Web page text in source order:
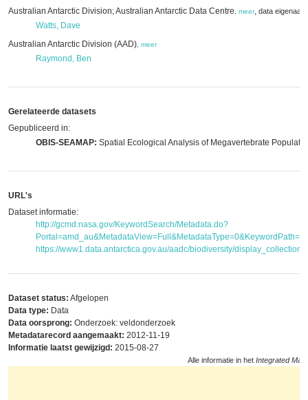
Australian Antarctic Division; Australian Antarctic Data Centre
meer, data eigenaar
Watts, Dave
Australian Antarctic Division (AAD) meer
Raymond, Ben
Gerelateerde datasets
Gepubliceerd in:
OBIS-SEAMAP: Spatial Ecological Analysis of Megavertebrate
URL's
Dataset informatie:
http://gcmd.nasa.gov/KeywordSearch/Metadata.do?
https://www1.data.antarctica.gov.au/aadc/biodiversity/
Dataset status: Afgelopen
Data type: Data
Data oorsprong: Onderzoek: veldonderzoek
Metadatarecord aangemaakt: 2012-11-19
Informatie laatst gewijzigd: 2015-08-27
Alle informatie in het Integrated